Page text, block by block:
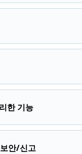
한 기능
안/신고